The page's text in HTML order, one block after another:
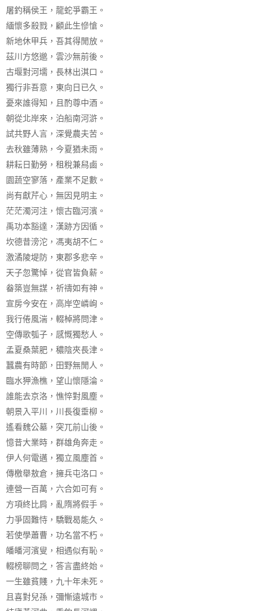
屠釣稱侯王，龍蛇爭霸王。
緬懷多殺戮，顧此生慘愴。
新地休甲兵，吾其得閒放。
茲川方悠邈，雲沙無前後。
古堰對河壖，長林出淇口。
獨行非吾意，東向日已久。
憂來誰得知，且酌尊中酒。
朝從北岸來，泊船南河滸。
試共野人言，深覺農夫苦。
去秋雖薄熟，今夏猶未雨。
耕耘日勤勞，租稅兼舄鹵。
園蔬空寥落，產業不足數。
尚有獻芹心，無因見明主。
茫茫濁河注，懷古臨河濱。
禹功本豁達，漢跡方因循。
坎德昔滂沱，馮夷胡不仁。
激潏陵堤防，東郡多悲辛。
天子忽驚悼，從官皆負薪。
畚築豈無謀，祈禱如有神。
宣房今安在，高岸空嶙峋。
我行倦風湍，輟棹將問津。
空傳歌瓠子，感慨獨愁人。
孟夏桑葉肥，穠陰夾長津。
蠶農有時節，田野無閒人。
臨水狎漁樵，望山懷隱淪。
誰能去京洛，憔悴對風塵。
朝景入平川，川長復垂柳。
遙看魏公墓，突兀前山後。
憶昔大業時，群雄角奔走。
伊人何電邁，獨立風塵首。
傳檄舉敖倉，擁兵屯洛口。
連營一百萬，六合如可有。
方項終比肩，亂隋將假手。
力爭固難恃，驕戰曷能久。
若使學蕭曹，功名當不朽。
皤皤河濱叟，相遇似有恥。
輟榜聊問之，答言盡終始。
一生雖貧賤，九十年未死。
且喜對兒孫，彌慚遠城市。